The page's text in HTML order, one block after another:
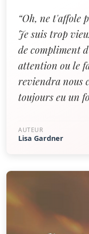
“Oh, ne t'affole
Je suis trop
de compliment
attention ou le
reviendra nous
toujours eu un
AUTEUR
Lisa Gardner